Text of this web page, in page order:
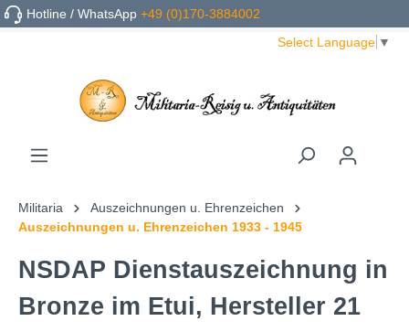
Hotline / WhatsApp+49 (0)170-3884002
Select Language ▼
Militaria
Auszeichnungen u. Ehrenzeichen
Auszeichnungen u. Ehrenzeichen 1933 - 1945
NSDAP Dienstauszeichnung in
Bronze im Etui, Hersteller 21